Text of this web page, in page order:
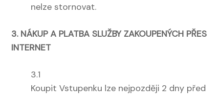
nelze stornovat.
3. NÁKUP A PLATBA SLUŽBY ZAKOUPENÝCH PŘES
INTERNET
3.1
Koupit Vstupenku lze nejpozději 2 dny před